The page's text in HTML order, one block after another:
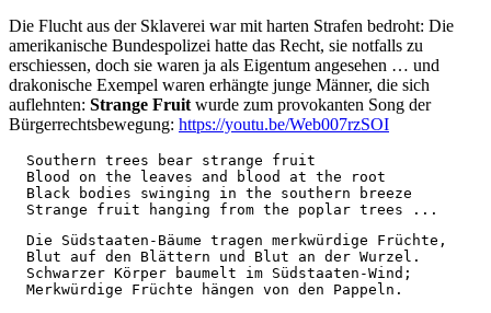
Die Flucht aus der Sklaverei war mit harten Strafen bedroht: Die
amerikanische Bundespolizei hatte das Recht, sie notfalls zu
erschiessen, doch sie waren ja als Eigentum angesehen … und
drakonische Exempel waren erhängte junge Männer, die sich
auflehnten: Strange Fruit wurde zum provokanten Song der
Bürgerrechtsbewegung: https://youtu.be/Web007rzSOI
  Southern trees bear strange fruit
  Blood on the leaves and blood at the root
  Black bodies swinging in the southern breeze
  Strange fruit hanging from the poplar trees ...
  Die Südstaaten-Bäume tragen merkwürdige Früchte,
  Blut auf den Blättern und Blut an der Wurzel.
  Schwarzer Körper baumelt im Südstaaten-Wind;
  Merkwürdige Früchte hängen von den Pappeln.